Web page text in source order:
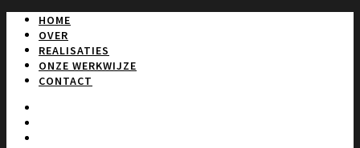
HOME
OVER
REALISATIES
ONZE WERKWIJZE
CONTACT